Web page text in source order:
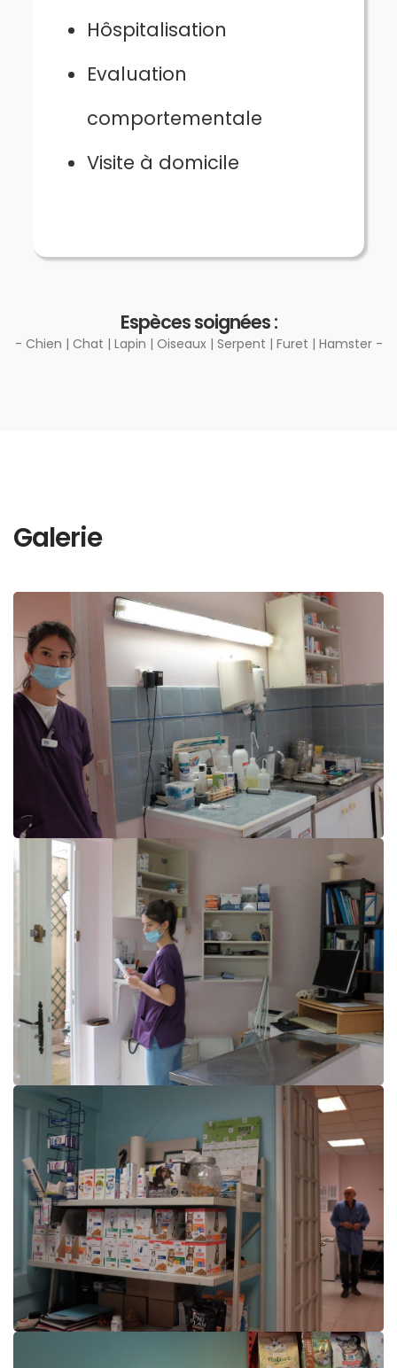
Hôspitalisation
Evaluation
comportementale
Visite à domicile
Espèces soignées :
- Chien | Chat | Lapin | Oiseaux | Serpent | Furet | Hamster -
Galerie